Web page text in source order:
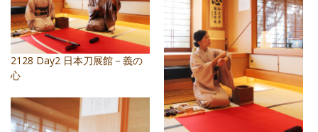
2128 Day2 日本刀展館－義の
心